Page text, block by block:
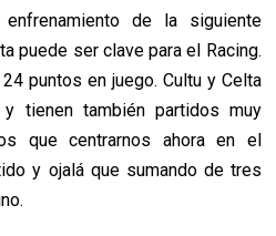
de la siguiente
puede ser clave para el Racing.
puntos en juego. Cultu y Celta
tienen también partidos muy
que centrarnos ahora en el
y ojalá que sumando de tres